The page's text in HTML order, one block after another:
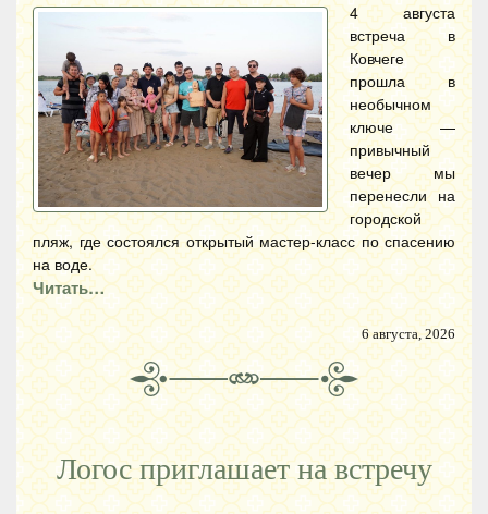
4 августа
встреча в
Ковчеге
прошла в
необычном
ключе —
привычный
вечер мы
перенесли на
городской
пляж, где состоялся открытый мастер-класс по спасению
на воде.
Читать…
6 августа, 2026
Логос приглашает на встречу